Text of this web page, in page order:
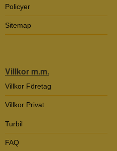
Policyer
Sitemap
Villkor m.m.
Villkor Företag
Villkor Privat
Turbil
FAQ